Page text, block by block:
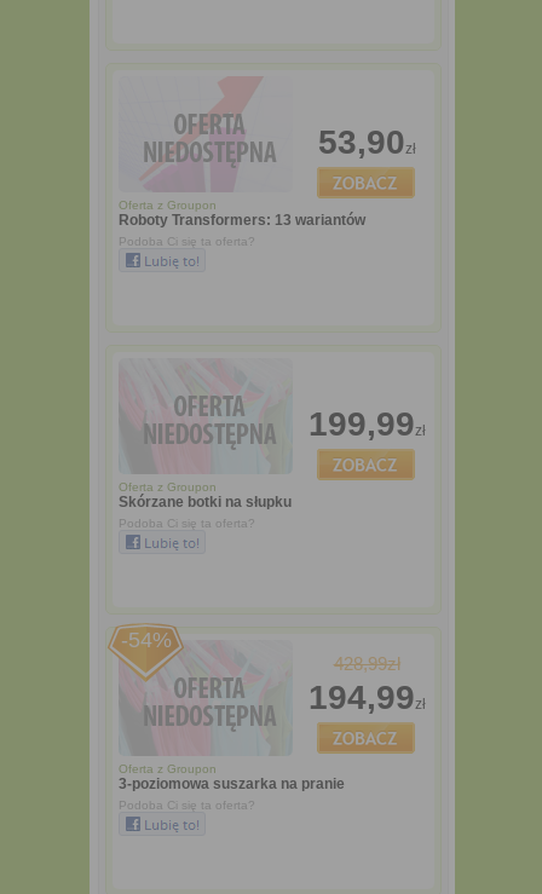
Oferta z Groupon
Roboty Transformers: 13 wariantów
Podoba Ci się ta oferta?
53,90zł
Oferta z Groupon
Skórzane botki na słupku
Podoba Ci się ta oferta?
199,99zł
-54%
Oferta z Groupon
3-poziomowa suszarka na pranie
Podoba Ci się ta oferta?
428,99zł
194,99zł